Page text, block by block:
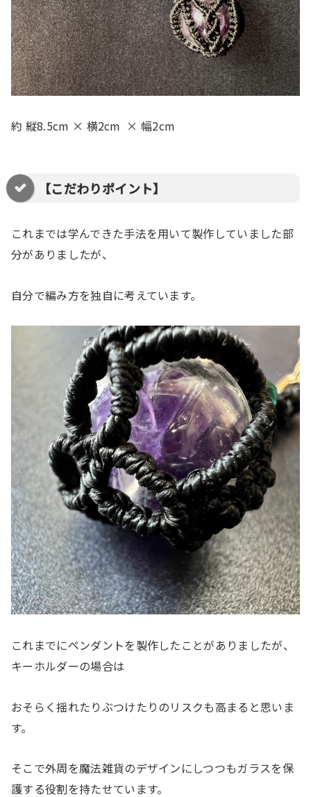
約 縦8.5cm × 横2cm × 幅2cm
【こだわりポイント】
これまでは学んできた手法を用いて製作していました部
分がありましたが、
自分で編み方を独自に考えています。
これまでにペンダントを製作したことがありましたが、
キーホルダーの場合は
おそらく揺れたりぶつけたりのリスクも高まると思いま
す。
そこで外周を魔法雑貨のデザインにしつつもガラスを保
護する役割を持たせています。